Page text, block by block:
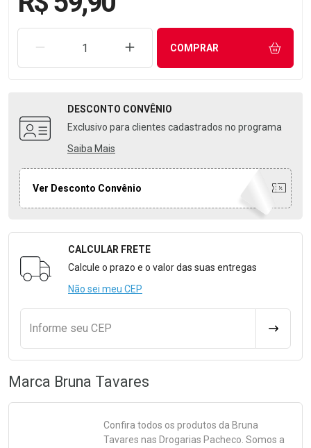
REMOVER UMA UNIDADEAUMENTAR UMA UNIDADE
COMPRAR
DESCONTO CONVÊNIO
Exclusivo para clientes cadastrados no programa
Saiba Mais
Ver Desconto Convênio
Formulário para Calcular o Frete
CALCULAR FRETE
Calcule o prazo e o valor das suas entregas
Não sei meu CEP
Informe seu CEP
Marca Bruna Tavares
Confira todos os produtos da Bruna
Tavares nas Drogarias Pacheco. Somos a